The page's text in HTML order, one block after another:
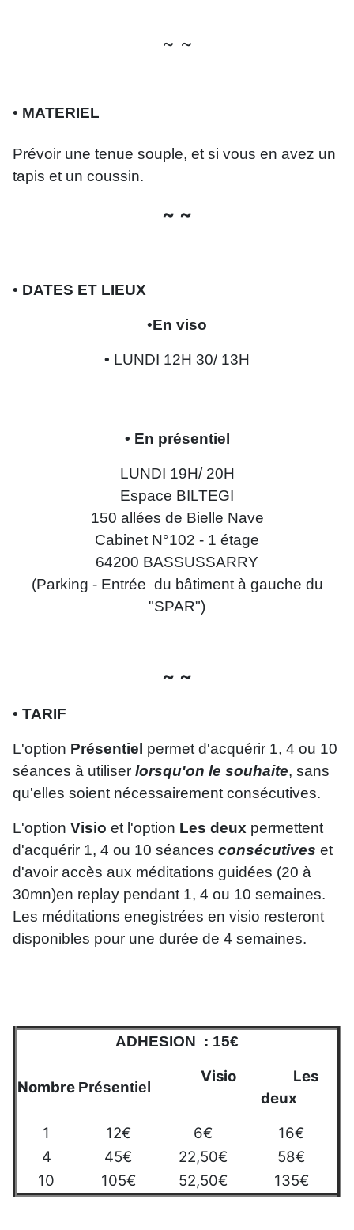
~ ~
• MATERIEL
Prévoir une tenue souple, et si vous en avez un
tapis et un coussin.
~ ~
• DATES ET LIEUX
•En viso
• LUNDI 12H 30/ 13H
• En présentiel
LUNDI 19H/ 20H
Espace BILTEGI
150 allées de Bielle Nave
Cabinet N°102 - 1 étage
64200 BASSUSSARRY
(Parking - Entrée du bâtiment à gauche du
"SPAR")
~ ~
• TARIF
L'option Présentiel permet d'acquérir 1, 4 ou 10
séances à utiliser lorsqu'on le souhaite, sans
qu'elles soient nécessairement consécutives.
L'option Visio et l'option Les deux permettent
d'acquérir 1, 4 ou 10 séances consécutives et
d'avoir accès aux méditations guidées (20 à
30mn)en replay pendant 1, 4 ou 10 semaines.
Les méditations enegistrées en visio resteront
disponibles pour une durée de 4 semaines.
ADHESION : 15€
Nombre Présentiel
Visio
Les
deux
1
12€ 6€
16€
4
45€ 22,50€
58€
10
105€ 52,50€ 135€